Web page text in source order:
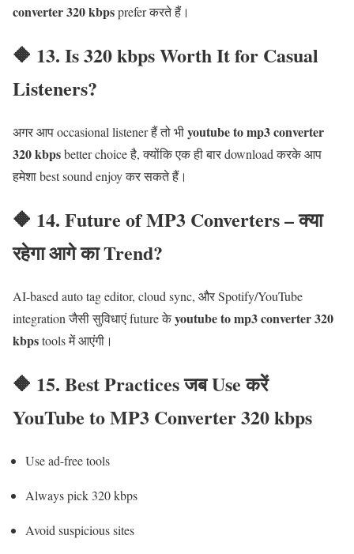
converter 320 kbpsprefer करते हैं।
🔶 13. Is 320 kbps Worth It for Casual
Listeners?
अगर आप occasional listener हैं तो भीyoutube to mp3 converter
320 kbpsbetter choice है, क्योंकि एक ही बार download करके आप
हमेशा best sound enjoy कर सकते हैं।
🔶 14. Future of MP3 Converters – क्या
रहेगा आगे का Trend?
AI-based auto tag editor, cloud sync, और Spotify/YouTube
integration जैसी सुविधाएं future केyoutube to mp3 converter 320
kbpstools में आएंगी।
🔶 15. Best Practices जब Use करें
YouTube to MP3 Converter 320 kbps
Use ad-free tools
Always pick 320 kbps
Avoid suspicious sites